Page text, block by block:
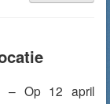
– Op 12 april